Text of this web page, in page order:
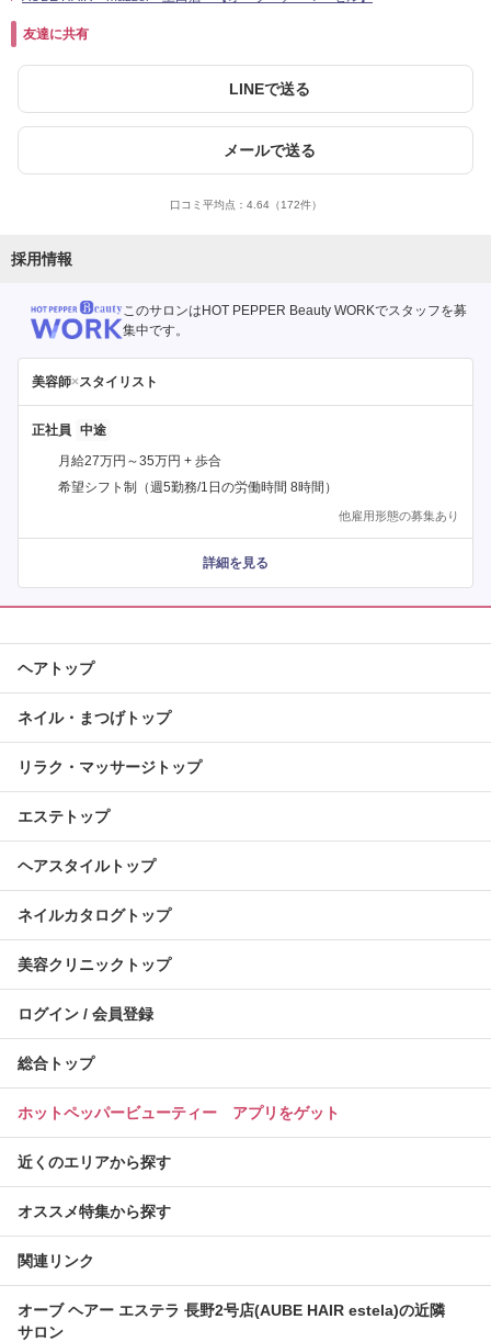
友達に共有
LINEで送る
メールで送る
口コミ平均点： 4.64（172件）
採用情報
このサロンはHOT PEPPER Beauty WORKでスタッフを募
集中です。
美容師× スタイリスト
正社員
月給27万円～35万円 + 歩合
希望シフト制（週5勤務/1日の労働時間 8時間）
他雇用形態の募集あり
詳細を見る
ヘアトップ
ネイル・まつげトップ
リラク・マッサージトップ
エステトップ
ヘアスタイルトップ
ネイルカタログトップ
美容クリニックトップ
ログイン / 会員登録
総合トップ
ホットペッパービューティー アプリをゲット
近くのエリアから探す
オススメ特集から探す
関連リンク
オーブ ヘアー エステラ 長野2号店(AUBE HAIR estela)の近隣
サロン